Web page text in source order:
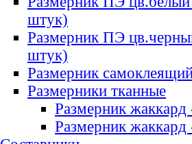
штук)
Размерник ПЭ
штук)
Размерник
Размерники тканные
Размерник
Размерник